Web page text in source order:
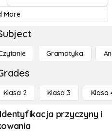
More
Gramatyka
Klasa 2 Klasa 3 Klasa
przyczyny i